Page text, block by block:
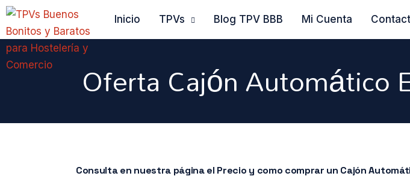
Inicio TPVs Blog TPV BBB Mi Cuenta
Oferta Cajón Automático
Consulta en nuestra página el Precio y como comprar un Cajón